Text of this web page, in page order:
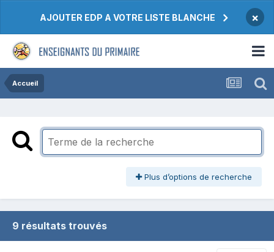
AJOUTER EDP A VOTRE LISTE BLANCHE ×
Accueil
Plus d’options de recherche
9 résultats trouvés